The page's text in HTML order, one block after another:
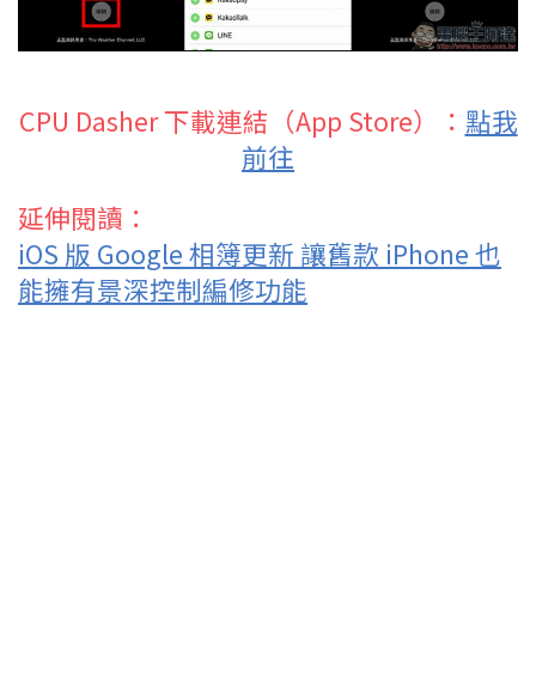
CPU Dasher 下載連結（App Store）： 點我
前往
延伸閱讀：
iOS 版 Google 相簿更新 讓舊款 iPhone 也
能擁有景深控制編修功能